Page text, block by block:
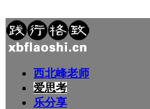
西北峰老师
爱思考
乐分享